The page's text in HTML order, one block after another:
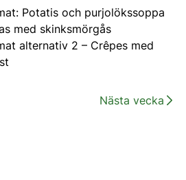
Potatis och purjolökssoppa
med skinksmörgås
alternativ 2 – Crêpes med
Nästa vecka